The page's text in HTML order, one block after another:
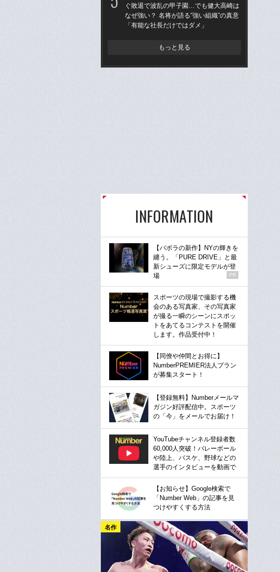
ぐ敗退で波乱の甲子園…でも健大高崎は
なぜ強い？ 名将が語る“強い組織”の真意
「有能な社長だけではダメ」
もっと見る
INFORMATION
【バボラの新作】NYの輝きを
纏う。「PURE DRIVE」と最
新シューズに限定モデルが登
場
PR
スポーツの現場で撮影する機
会のある写真家、その写真家
が撮る一瞬のシーンにスポッ
トをあてるコンテストを開催
します。作品受付中！
【同僚や仲間とお得に】
NumberPREMIER法人プラン
が募集スタート！
【登録無料】Numberメールマ
ガジン好評配信中。スポーツ
の「今」をメールでお届け！
YouTubeチャンネル登録者数
60,000人突破！バレーボール
や陸上、バスケ、野球などの
選手のインタビューを動画で
【お知らせ】Google検索で
「Number Web」の記事を見
つけやすくする方法
名作